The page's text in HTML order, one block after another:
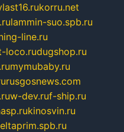
korru.net
lammin-suo.spb.ru
line.ru
loco.rudugshop.ru
mymubaby.ru
rusgosnews.com
w-dev.ruf-ship.ru
kinosvin.ru